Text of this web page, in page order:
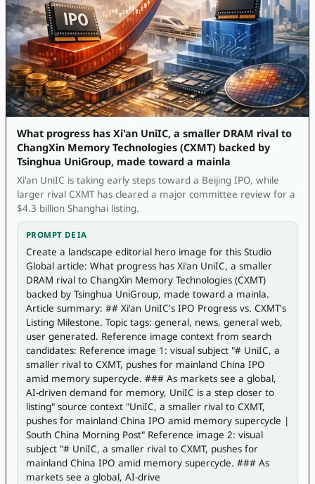
What progress has Xi'an UniIC, a smaller DRAM rival to
ChangXin Memory Technologies (CXMT) backed by
Tsinghua UniGroup, made toward a mainla
Xi'an UniIC is taking early steps toward a Beijing IPO, while
larger rival CXMT has cleared a major committee review for a
$4.3 billion Shanghai listing.
PROMPT DE IA
Create a landscape editorial hero image for this Studio
Global article: What progress has Xi'an UniIC, a smaller
DRAM rival to ChangXin Memory Technologies (CXMT)
backed by Tsinghua UniGroup, made toward a mainla.
Article summary: ## Xi'an UniIC's IPO Progress vs. CXMT's
Listing Milestone. Topic tags: general, news, general web,
user generated. Reference image context from search
candidates: Reference image 1: visual subject "# UniIC, a
smaller rival to CXMT, pushes for mainland China IPO
amid memory supercycle. ### As markets see a global,
AI-driven demand for memory, UniIC is a step closer to
listing" source context "UniIC, a smaller rival to CXMT,
pushes for mainland China IPO amid memory supercycle |
South China Morning Post" Reference image 2: visual
subject "# UniIC, a smaller rival to CXMT, pushes for
mainland China IPO amid memory supercycle. ### As
markets see a global, AI-drive